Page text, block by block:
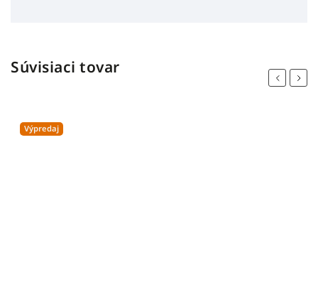
Súvisiaci tovar
Previous
Výpredaj
Next